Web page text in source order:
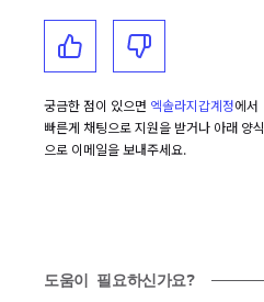
궁금한 점이 있으면 엑솔라지갑계정에서
빠른게 채팅으로 지원을 받거나 아래 양식
으로 이메일을 보내주세요.
도움이 필요하신가요?